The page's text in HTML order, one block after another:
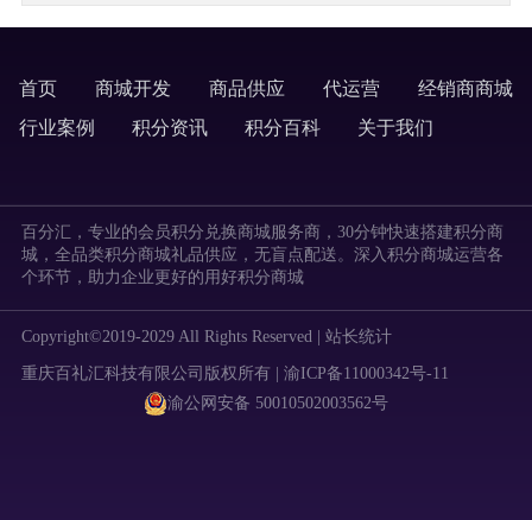
首页 商城开发 商品供应 代运营
经销商商城
行业案例
积分资讯 积分百科 关于我们
百分汇，专业的会员积分兑换商城服务商，30分钟快速搭建积分商
城，全品类积分商城礼品供应，无盲点配送。深入积分商城运营各
个环节，助力企业更好的用好积分商城
Copyright©2019-2029 All Rights Reserved | 站长统计
重庆百礼汇科技有限公司版权所有 | 渝ICP备11000342号-11
渝公网安备 50010502003562号